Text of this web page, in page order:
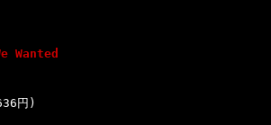
Wanted
円)